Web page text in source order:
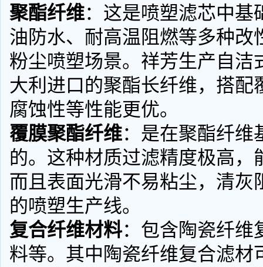
聚酯纤维：这是喷塑滤芯中
油防水、耐高温阻燃等多种
粉尘喷塑场景。祥芳生产自
大利进口的聚酯长纤维，搭
腐蚀性等性能更优。
覆膜聚酯纤维：是在聚酯纤维
的。这种材质过滤精度极高
而且表面光滑不易粘尘，清
的喷塑生产线。
复合纤维材料：包含陶瓷纤维
料等。其中陶瓷纤维复合滤材